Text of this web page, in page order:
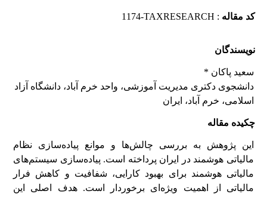
کد مقاله :
1174-TAXRESEARCH
نویسندگان
سعید پاکان *
دانشجوی دکتری مدیریت آموزشی، واحد خرم آباد، دانشگاه آزاد
اسلامی، خرم آباد، ایران
چکیده مقاله
این پژوهش به بررسی چالش‌ها و موانع پیاده‌سازی نظام
مالیاتی هوشمند در ایران پرداخته است. پیاده‌سازی سیستم‌های
مالیاتی هوشمند برای بهبود کارایی، شفافیت و کاهش فرار
مالیاتی از اهمیت ویژه‌ای برخوردار است. هدف اصلی این